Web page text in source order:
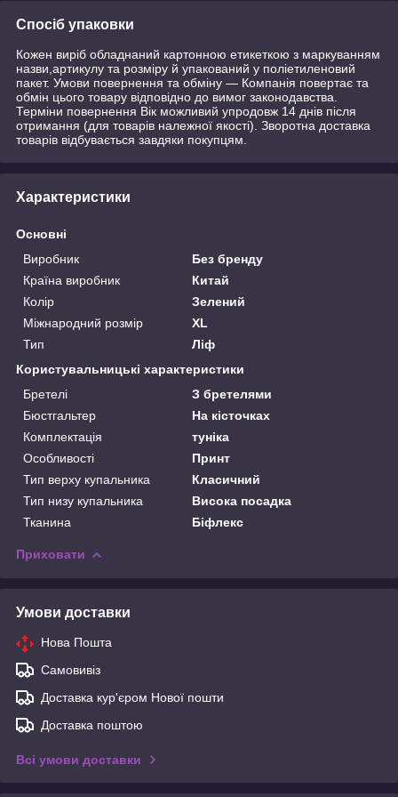
Спосіб упаковки
Кожен виріб обладнаний картонною етикеткою з маркуванням
назви,артикулу та розміру й упакований у поліетиленовий
пакет. Умови повернення та обміну — Компанія повертає та
обмін цього товару відповідно до вимог законодавства.
Терміни повернення Вік можливий упродовж 14 днів після
отримання (для товарів належної якості). Зворотна доставка
товарів відбувається завдяки покупцям.
Характеристики
Основні
Виробник
Без бренду
Країна виробник
Китай
Колір
Зелений
Міжнародний розмір
XL
Тип
Ліф
Користувальницькі характеристики
Бретелі
З бретелями
Бюстгальтер
На кісточках
Комплектація
туніка
Особливості
Принт
Тип верху купальника
Класичний
Тип низу купальника
Висока посадка
Тканина
Біфлекс
Приховати
Умови доставки
Нова Пошта
Самовивіз
Доставка кур'єром Нової пошти
Доставка поштою
Всі умови доставки